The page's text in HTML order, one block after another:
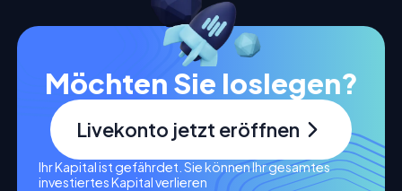
Möchten Sie loslegen?
Livekonto jetzt eröffnen
Ihr Kapital ist gefährdet. Sie können Ihr gesamtes
investiertes Kapital verlieren